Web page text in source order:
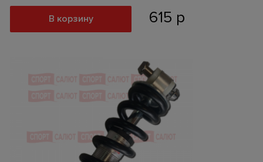
615 р
В корзину